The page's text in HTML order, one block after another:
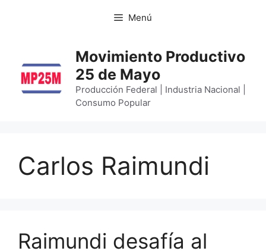
Menú
Movimiento Productivo
25 de Mayo
Producción Federal | Industria Nacional |
Consumo Popular
Carlos Raimundi
Raimundi desafía al